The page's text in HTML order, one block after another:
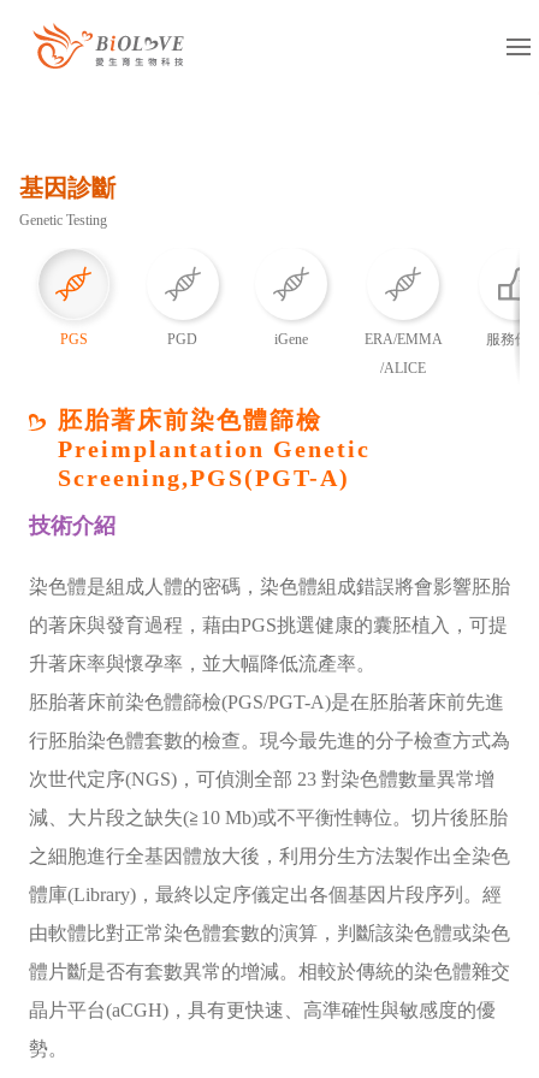
凍卵
國際醫療 多元成家
凍精
服務據點
台灣
新竹院
台北院
台南辦事處
高雄辦事處
東京業務部 JP
最新消息
關於我們
心情故事
基因診斷
Genetic Testing
PGS PGD iGene
ERA/EMMA
/ALICE
服務優
胚胎著床前染色體篩檢
Preimplantation Genetic
Screening,PGS(PGT-A)
技術介紹
染色體是組成人體的密碼，染色體組成錯誤將會影響胚胎
的著床與發育過程，藉由PGS挑選健康的囊胚植入，可提
升著床率與懷孕率，並大幅降低流產率。
胚胎著床前染色體篩檢(PGS/PGT-A)是在胚胎著床前先進
行胚胎染色體套數的檢查。現今最先進的分子檢查方式為
次世代定序(NGS)，可偵測全部 23 對染色體數量異常增
減、大片段之缺失(≧10 Mb)或不平衡性轉位。切片後胚胎
之細胞進行全基因體放大後，利用分生方法製作出全染色
體庫(Library)，最終以定序儀定出各個基因片段序列。經
由軟體比對正常染色體套數的演算，判斷該染色體或染色
體片斷是否有套數異常的增減。相較於傳統的染色體雜交
晶片平台(aCGH)，具有更快速、高準確性與敏感度的優
勢。